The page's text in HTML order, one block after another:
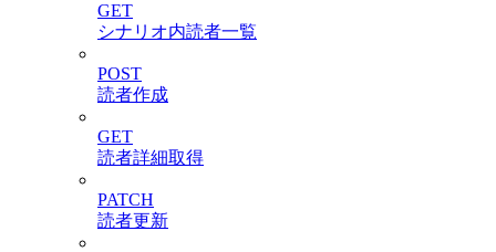
GET
シナリオ内読者一覧
POST
読者作成
GET
読者詳細取得
PATCH
読者更新